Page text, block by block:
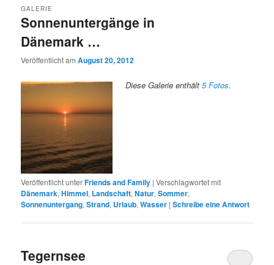
Sonnenuntergänge in
Dänemark …
GALERIE
Veröffentlicht amAugust 20, 2012
Diese Galerie enthält5 Fotos.
Veröffentlicht unterFriends and Family |Verschlagwortet mit
Dänemark,Himmel, Landschaft,Natur,Sommer,
Sonnenuntergang,Strand, Urlaub,Wasser |Schreibe eine Antwort
Tegernsee